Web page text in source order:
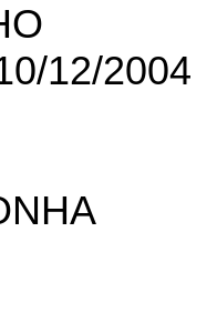
12/2004